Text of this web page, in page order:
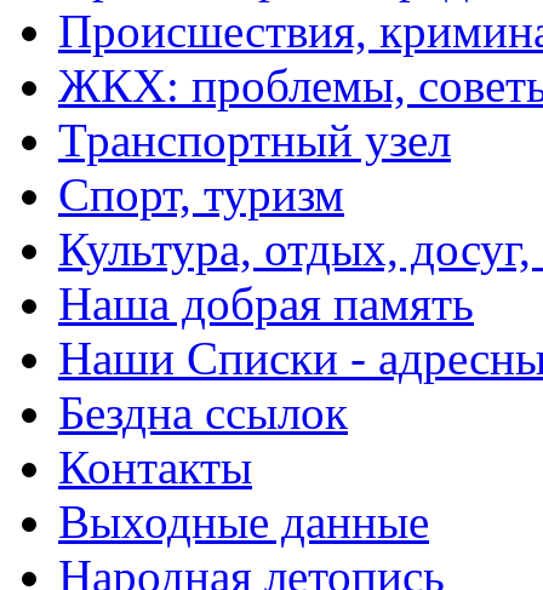
Происшествия,
ЖКХ: проблемы,
Транспортный узел
Спорт, туризм
Культура, отдых,
Наша добрая память
Наши Списки -
Бездна ссылок
Контакты
Выходные данные
Народная летопись